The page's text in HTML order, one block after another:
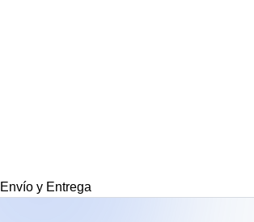
Envío y Entrega